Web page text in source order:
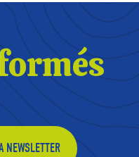
NEWSLETTER